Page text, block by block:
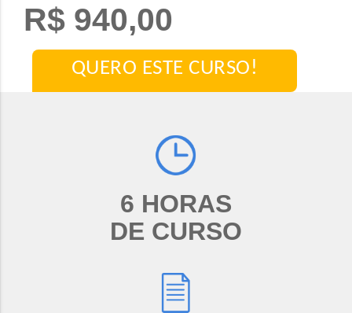
R$ 940,00
QUERO ESTE CURSO!
6 HORAS
DE CURSO